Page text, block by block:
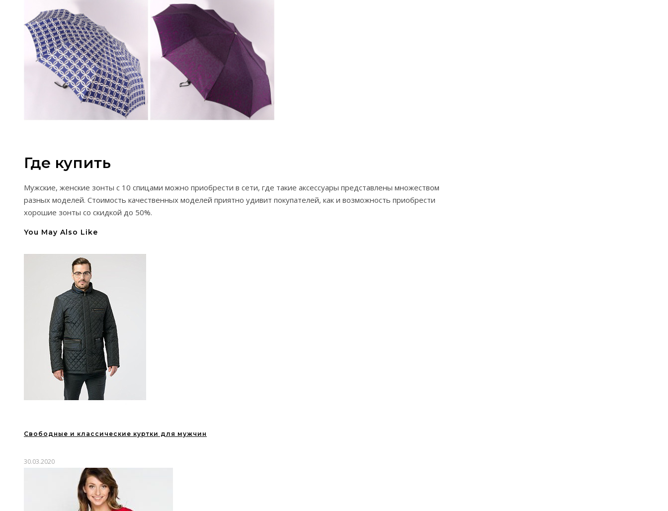
Где купить
Мужские, женские зонты с 10 спицами можно приобрести в сети, где такие аксессуары представлены множеством
разных моделей. Стоимость качественных моделей приятно удивит покупателей, как и возможность приобрести
хорошие зонты со скидкой до 50%.
You May Also Like
Свободные и классические куртки для мужчин
30.03.2020